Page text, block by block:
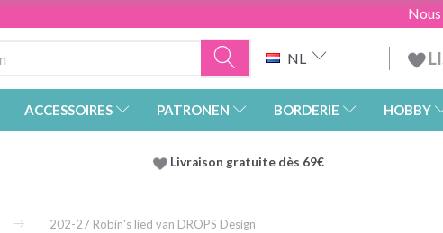
NL
ACCESSOIRES PATRONEN BORDERIE HOBBY
Livraison gratuite dès 69€
202-27 Robin's lied van DROPS Design